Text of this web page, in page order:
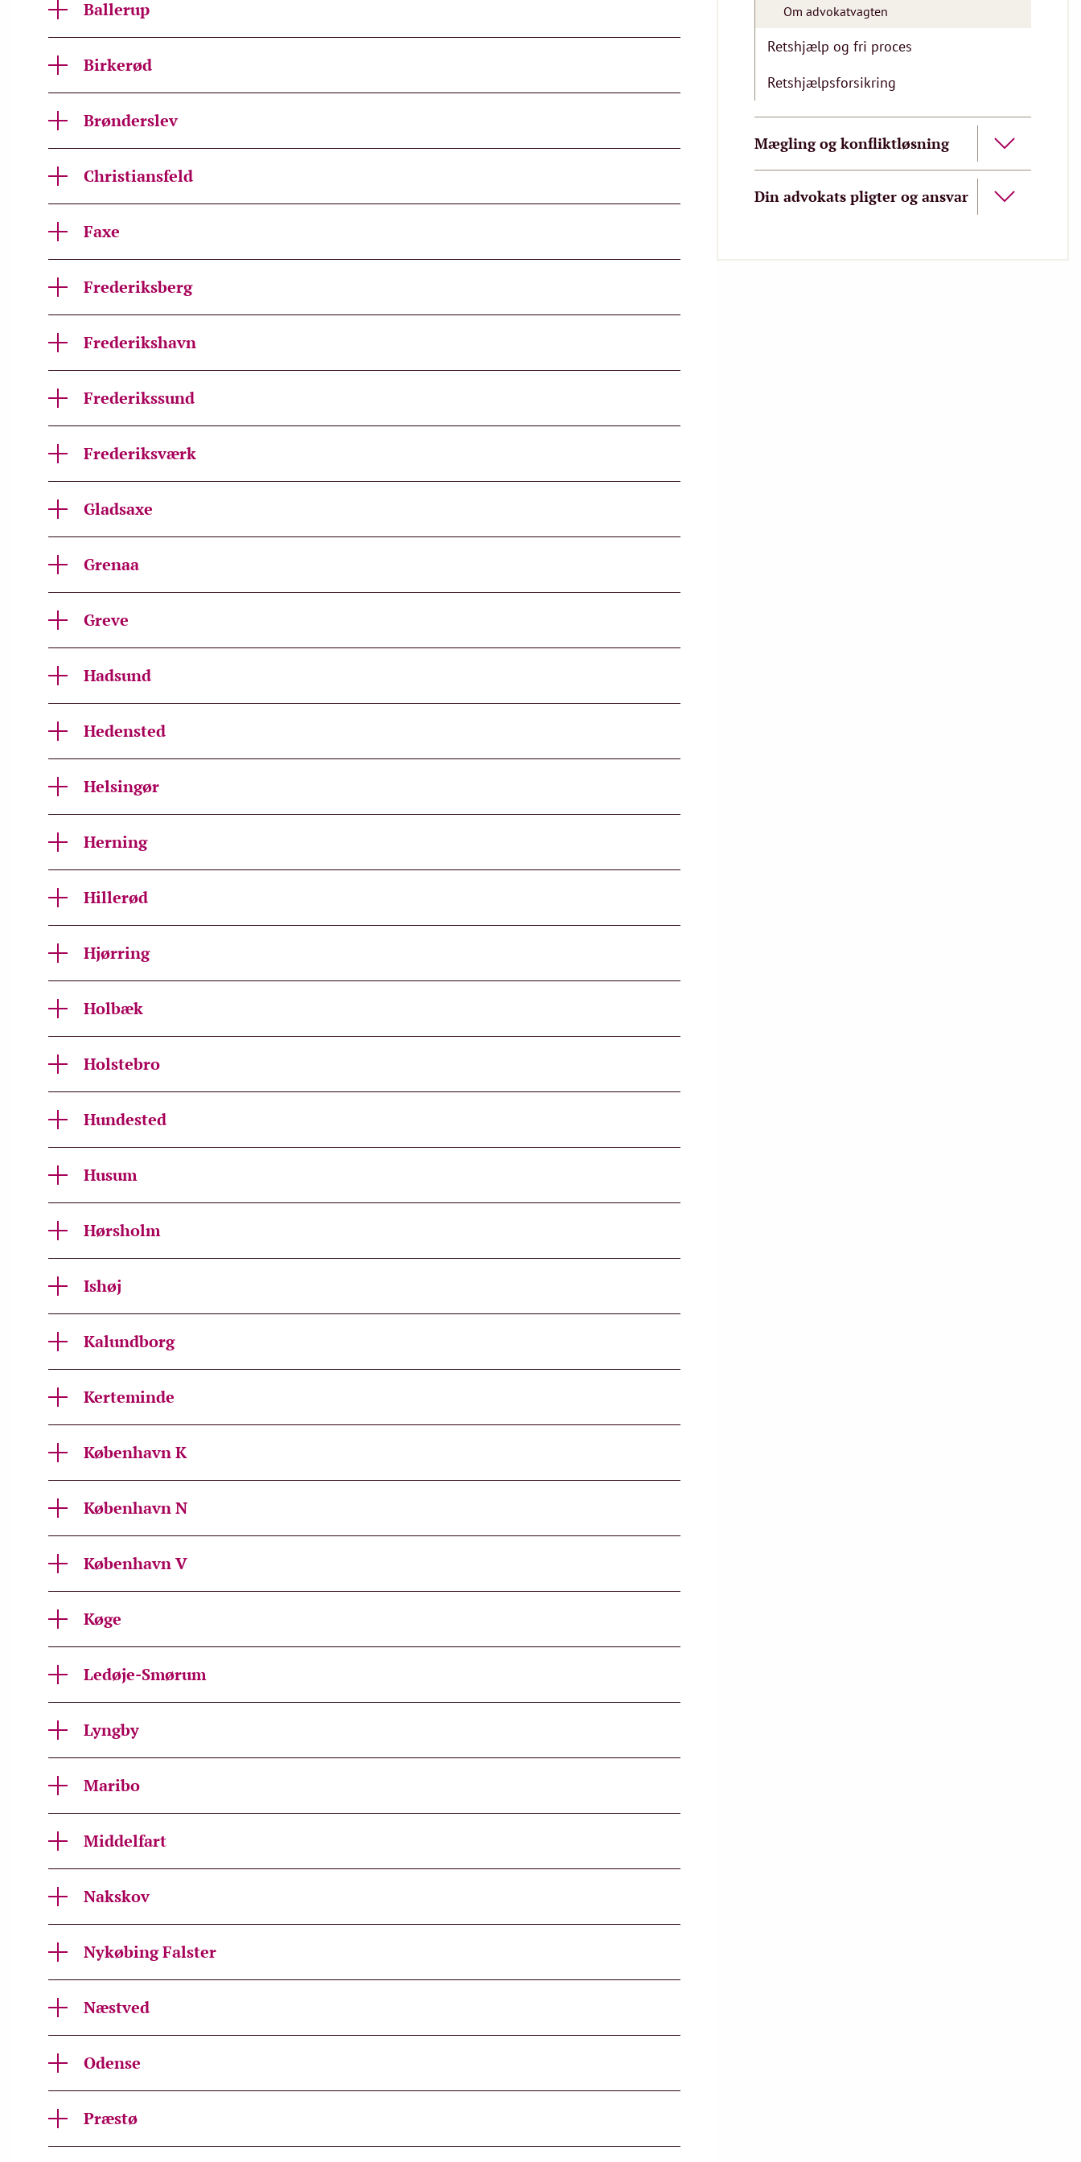
Ballerup
Birkerød
Brønderslev
Christiansfeld
Faxe
Frederiksberg
Frederikshavn
Frederikssund
Frederiksværk
Gladsaxe
Grenaa
Greve
Hadsund
Hedensted
Helsingør
Herning
Hillerød
Hjørring
Holbæk
Holstebro
Hundested
Husum
Hørsholm
Ishøj
Kalundborg
Kerteminde
København K
København N
København V
Køge
Ledøje-Smørum
Lyngby
Maribo
Middelfart
Nakskov
Nykøbing Falster
Næstved
Odense
Præstø
Om advokatvagten
Retshjælp og fri proces
Retshjælpsforsikring
Mægling og konfliktløsning
Din advokats pligter og ansvar